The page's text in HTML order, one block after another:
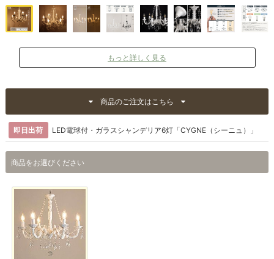
もっと詳しく見る
商品のご注文はこちら
即日出荷 LED電球付・ガラスシャンデリア6灯「CYGNE（シーニュ）」
商品をお選びください